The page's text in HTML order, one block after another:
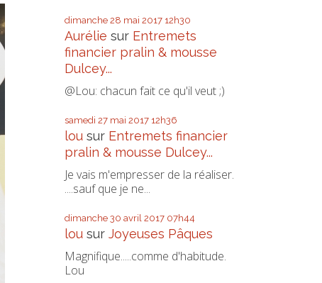
dimanche 28 mai 2017 12h30
Aurélie sur Entremets
financier pralin & mousse
Dulcey...
@Lou: chacun fait ce qu'il veut ;)
samedi 27 mai 2017 12h36
lousur Entremets financier
pralin & mousse Dulcey...
Je vais m'empresser de la réaliser.
....sauf que je ne...
dimanche 30 avril 2017 07h44
lousur Joyeuses Pâques
Magnifique.....comme d'habitude.
Lou